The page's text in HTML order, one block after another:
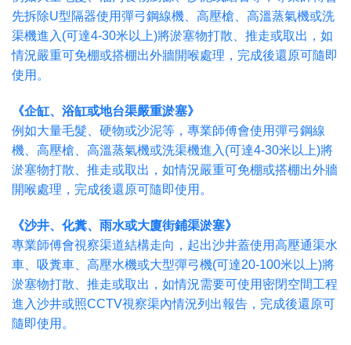
先拆除U型隔器使用彈弓鋼線機、高壓槍、高溫蒸氣機或洗
渠機進入(可達4-30米以上)將淤塞物打散、推走或取出，如
情況嚴重可免棚或搭棚出外牆開喉處理，完成後還原可隨即
使用。
《企缸、浴缸或地台渠嚴重淤塞》
例如大量毛髮、硬物或沙泥等，專業師傅會使用彈弓鋼線
機、高壓槍、高溫蒸氣機或洗渠機進入(可達4-30米以上)將
淤塞物打散、推走或取出，如情況嚴重可免棚或搭棚出外牆
開喉處理，完成後還原可隨即使用。
《沙井、化糞、雨水或大廈街鋪渠淤塞》
專業師傅會視察渠道結構走向，起出沙井蓋使用高壓通渠水
車、吸糞車、高壓水機或大型彈弓機(可達20-100米以上)將
淤塞物打散、推走或取出，如情況需要可使用密閉空間工程
進入沙井或照CCTV視察渠內情況列出報告，完成後還原可
隨即使用。